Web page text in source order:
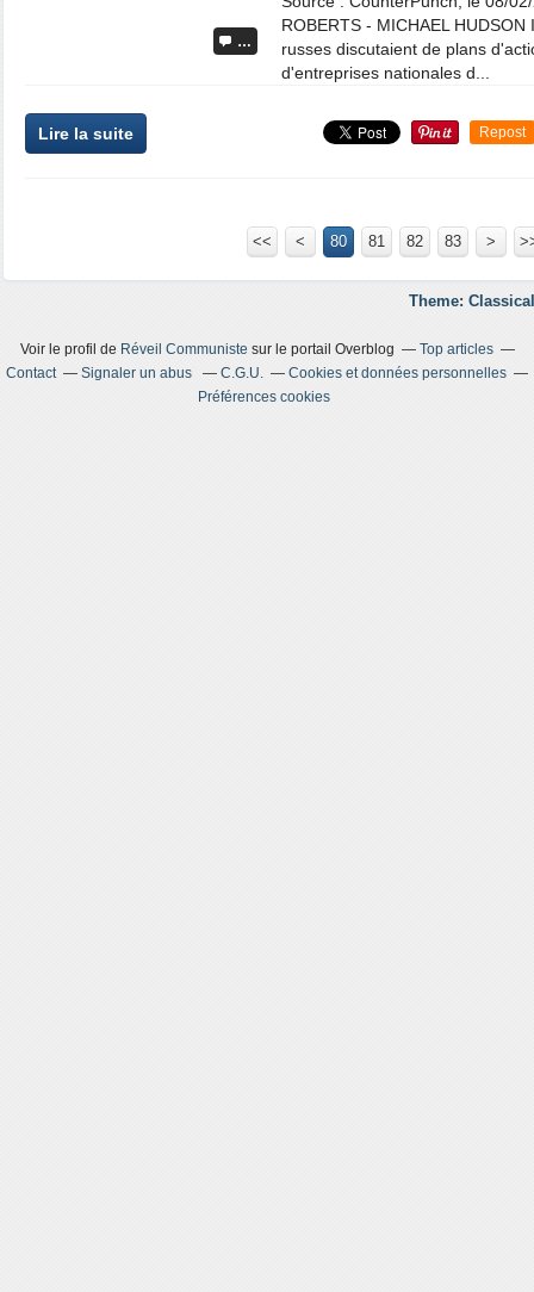
…
ROBERTS - MICHAEL
russes discutaient de plans
d'entreprises nationales d...
Lire la suite Repost
<< < 10
20
30
40
50
60
70
80 81 82 83 >
Theme:
Voir le profil de Réveil Communiste sur le portail Overblog
Top articles
Contact
Signaler un abus C.G.U.
Cookies et données personnelles
Préférences cookies